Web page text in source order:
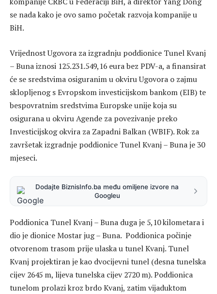
se nada kako je ovo samo početak razvoja kompanije u
BiH.
Vrijednost Ugovora za izgradnju poddionice Tunel Kvanj
– Buna iznosi 125.231.549,16 eura bez PDV-a, a finansirat
će se sredstvima osiguranim u okviru Ugovora o zajmu
sklopljenog s Evropskom investicijskom bankom (EIB) te
bespovratnim sredstvima Europske unije koja su
osigurana u okviru Agende za povezivanje preko
Investicijskog okvira za Zapadni Balkan (WBIF). Rok za
završetak izgradnje poddionice Tunel Kvanj – Buna je 30
mjeseci.
Dodajte BiznisInfo.ba među omiljene izvore na
Googleu
Poddionica Tunel Kvanj – Buna duga je 5,10 kilometara i
dio je dionice Mostar jug – Buna. Poddionica počinje
otvorenom trasom prije ulaska u tunel Kvanj. Tunel
Kvanj projektiran je kao dvocijevni tunel (desna tunelska
cijev 2645 m, lijeva tunelska cijev 2720 m). Poddionica
tunelom prolazi kroz brdo Kvanj, zatim vijaduktom